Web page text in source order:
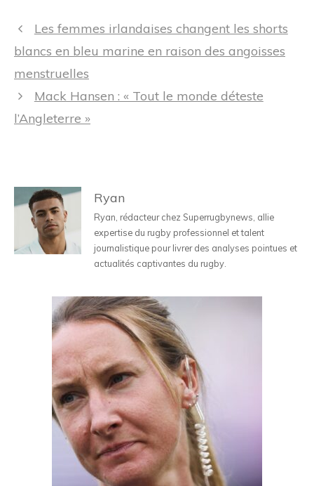
Navigation
des
Les femmes irlandaises changent les shorts
blancs en bleu marine en raison des angoisses
menstruelles
Mack Hansen : « Tout le monde déteste
l’Angleterre »
Ryan
Ryan, rédacteur chez Superrugbynews, allie
expertise du rugby professionnel et talent
journalistique pour livrer des analyses pointues et
actualités captivantes du rugby.